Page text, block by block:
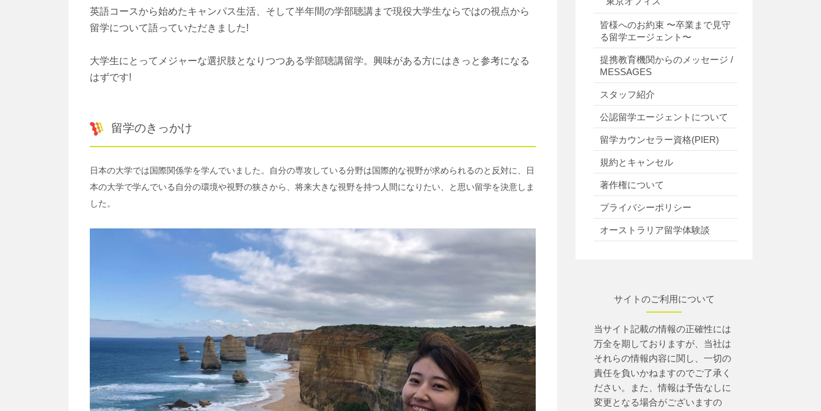
英語コースから始めたキャンパス生活、そして半年間の学部聴講まで現役大学生ならではの視点から
留学について語っていただきました!
大学生にとってメジャーな選択肢となりつつある学部聴講留学。興味がある方にはきっと参考になる
はずです!
留学のきっかけ
日本の大学では国際関係学を学んでいました。自分の専攻している分野は国際的な視野が求められるのと反対に、日
本の大学で学んでいる自分の環境や視野の狭さから、将来大きな視野を持つ人間になりたい、と思い留学を決意しま
した。
皆様へのお約束 〜卒業まで見守
る留学エージェント〜
提携教育機関からのメッセージ /
MESSAGES
スタッフ紹介
公認留学エージェントについて
留学カウンセラー資格(PIER)
規約とキャンセル
著作権について
プライバシーポリシー
オーストラリア留学体験談
サイトのご利用について
当サイト記載の情報の正確性には
万全を期しておりますが、当社は
それらの情報内容に関し、一切の
責任を負いかねますのでご了承く
ださい。また、情報は予告なしに
変更となる場合がございますの